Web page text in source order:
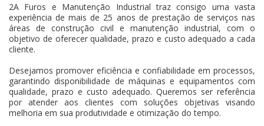
2A Furos e Manutenção Industrial traz consigo uma vasta
experiência de mais de 25 anos de prestação de serviços nas
áreas de construção civil e manutenção industrial, com o
objetivo de oferecer qualidade, prazo e custo adequado a cada
cliente.
Desejamos promover eficiência e confiabilidade em processos,
garantindo disponibilidade de máquinas e equipamentos com
qualidade, prazo e custo adequado. Queremos ser referência
por atender aos clientes com soluções objetivas visando
melhoria em sua produtividade e otimização do tempo.